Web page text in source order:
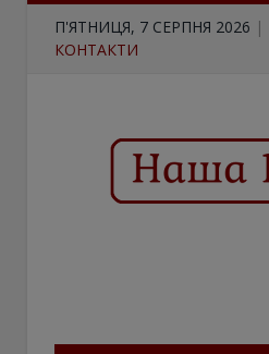
П'ЯТНИЦЯ, 7 СЕРПНЯ 2026 |
КОНТАКТИ